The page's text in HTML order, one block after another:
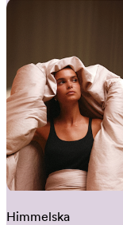
Himmelska